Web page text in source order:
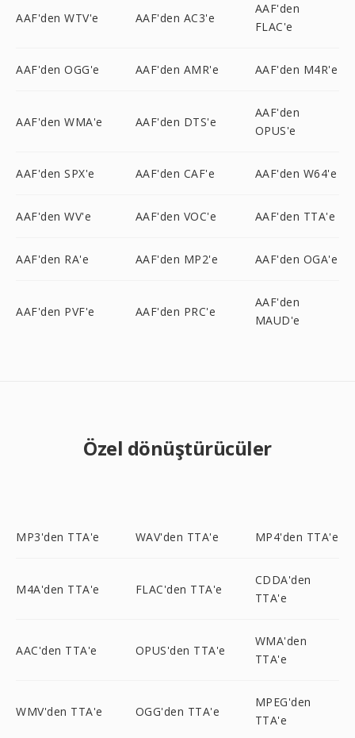
AAF'den WTV'e AAF'den AC3'e
AAF'den
FLAC'e
AAF'den OGG'e AAF'den AMR'e AAF'den M4R'e
AAF'den WMA'e AAF'den DTS'e
AAF'den
OPUS'e
AAF'den SPX'e AAF'den CAF'e AAF'den W64'e
AAF'den WV'e AAF'den VOC'e AAF'den TTA'e
AAF'den RA'e AAF'den MP2'e AAF'den OGA'e
AAF'den PVF'e AAF'den PRC'e
AAF'den
MAUD'e
Özel dönüştürücüler
MP3'den TTA'e WAV'den TTA'e MP4'den TTA'e
M4A'den TTA'e FLAC'den TTA'e
CDDA'den
TTA'e
AAC'den TTA'e OPUS'den TTA'e
WMA'den
TTA'e
WMV'den TTA'e OGG'den TTA'e
MPEG'den
TTA'e